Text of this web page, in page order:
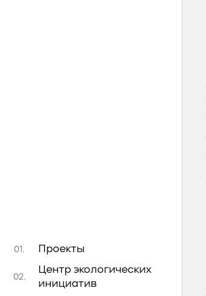
01. Проекты
02.
Центр экологических
инициатив